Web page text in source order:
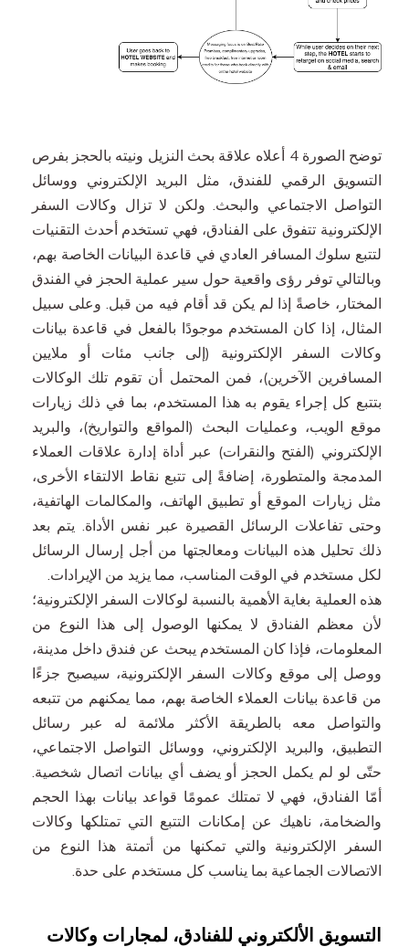
توضح الصورة 4 أعلاه علاقة بحث النزيل ونيته بالحجز بفرص
التسويق الرقمي للفندق، مثل البريد الإلكتروني ووسائل
التواصل الاجتماعي والبحث. ولكن لا تزال وكالات السفر
الإلكترونية تتفوق على الفنادق، فهي تستخدم أحدث التقنيات
لتتبع سلوك المسافر العادي في قاعدة البيانات الخاصة بهم،
وبالتالي توفر رؤى واقعية حول سير عملية الحجز في الفندق
المختار، خاصةً إذا لم يكن قد أقام فيه من قبل. وعلى سبيل
المثال، إذا كان المستخدم موجودًا بالفعل في قاعدة بيانات
وكالات السفر الإلكترونية (إلى جانب مئات أو ملايين
المسافرين الآخرين)، فمن المحتمل أن تقوم تلك الوكالات
بتتبع كل إجراء يقوم به هذا المستخدم، بما في ذلك زيارات
موقع الويب، وعمليات البحث (المواقع والتواريخ)، والبريد
الإلكتروني (الفتح والنقرات) عبر أداة إدارة علاقات العملاء
المدمجة والمتطورة، إضافةً إلى تتبع نقاط الالتقاء الأخرى،
مثل زيارات الموقع أو تطبيق الهاتف، والمكالمات الهاتفية،
وحتى تفاعلات الرسائل القصيرة عبر نفس الأداة. يتم بعد
ذلك تحليل هذه البيانات ومعالجتها من أجل إرسال الرسائل
لكل مستخدم في الوقت المناسب، مما يزيد من الإيرادات.
هذه العملية بغاية الأهمية بالنسبة لوكالات السفر الإلكترونية؛
لأن معظم الفنادق لا يمكنها الوصول إلى هذا النوع من
المعلومات، فإذا كان المستخدم يبحث عن فندق داخل مدينة،
ووصل إلى موقع وكالات السفر الإلكترونية، سيصبح جزءًا
من قاعدة بيانات العملاء الخاصة بهم، مما يمكنهم من تتبعه
والتواصل معه بالطريقة الأكثر ملائمة له عبر رسائل
التطبيق، والبريد الإلكتروني، ووسائل التواصل الاجتماعي،
حتّى لو لم يكمل الحجز أو يضف أي بيانات اتصال شخصية.
أمّا الفنادق، فهي لا تمتلك عمومًا قواعد بيانات بهذا الحجم
والضخامة، ناهيك عن إمكانات التتبع التي تمتلكها وكالات
السفر الإلكترونية والتي تمكنها من أتمتة هذا النوع من
الاتصالات الجماعية بما يناسب كل مستخدم على حدة.
التسويق الألكتروني للفنادق، لمجارات وكالات